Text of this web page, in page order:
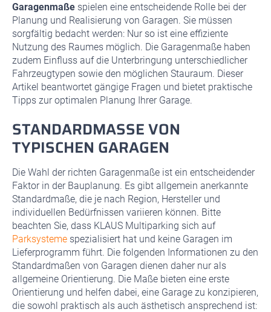
Garagenmaße spielen eine entscheidende Rolle bei der
Planung und Realisierung von Garagen. Sie müssen
sorgfältig bedacht werden: Nur so ist eine effiziente
Nutzung des Raumes möglich. Die Garagenmaße haben
zudem Einfluss auf die Unterbringung unterschiedlicher
Fahrzeugtypen sowie den möglichen Stauraum. Dieser
Artikel beantwortet gängige Fragen und bietet praktische
Tipps zur optimalen Planung Ihrer Garage.
STANDARDMASSE VON T
YPISCHEN GARAGEN
Die Wahl der richten Garagenmaße ist ein entscheidender
Faktor in der Bauplanung. Es gibt allgemein anerkannte
Standardmaße, die je nach Region, Hersteller und
individuellen Bedürfnissen variieren können. Bitte
beachten Sie, dass KLAUS Multiparking sich auf
Parksysteme spezialisiert hat und keine Garagen im
Lieferprogramm führt. Die folgenden Informationen zu den
Standardmaßen von Garagen dienen daher nur als
allgemeine Orientierung. Die Maße bieten eine erste
Orientierung und helfen dabei, eine Garage zu konzipieren,
die sowohl praktisch als auch ästhetisch ansprechend ist: